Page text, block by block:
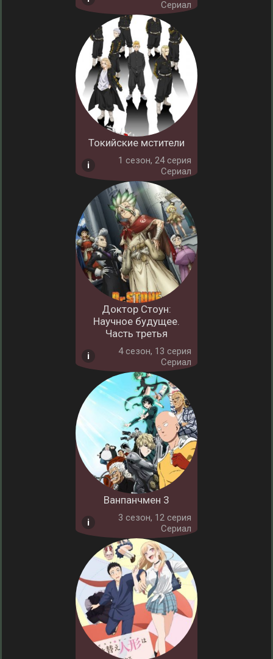
Сериал
Токийские мстители
1 cезон, 24 серия
Сериал
Доктор Стоун:
Научное будущее.
Часть третья
4 cезон, 13 серия
Сериал
Ванпанчмен 3
3 cезон, 12 серия
Сериал